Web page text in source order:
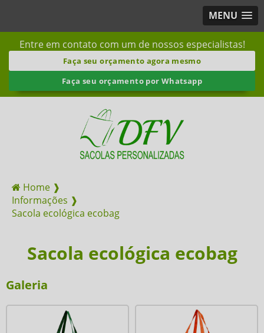
MENU
Entre em contato com um de nossos especialistas!
Faça seu orçamento agora mesmo
Faça seu orçamento por Whatsapp
Home ❱
Informações ❱
Sacola ecológica ecobag
Sacola ecológica ecobag
Galeria